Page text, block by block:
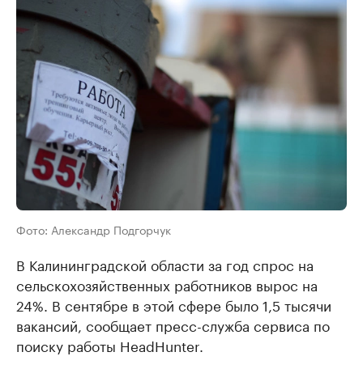
Фото: Александр Подгорчук
В Калининградской области за год спрос на
сельскохозяйственных работников вырос на
24%. В сентябре в этой сфере было 1,5 тысячи
вакансий, сообщает пресс-служба сервиса по
поиску работы HeadHunter.